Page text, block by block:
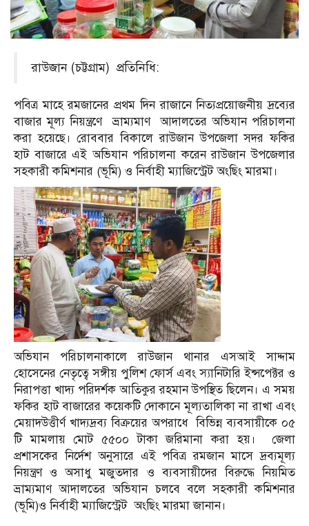
রাউজান (চট্টগ্রাম) প্রতিনিধি:
পবিত্র মাহে রমজানের প্রথম দিন রাজানে নিত্যপ্রয়োজনীয় দ্রব্যের
বাজার মূল্য নিয়ন্ত্রণে ভ্রাম্যমাণ আদালতের অভিযান পরিচালনা
করা হয়েছে। রোববার বিকালে রাউজান উপজেলা সদর ফকির
হাট বাজারে এই অভিযান পরিচালনা করেন রাউজান উপজেলার
সহকারী কমিশনার (ভূমি) ও নির্বাহী ম্যাজিস্ট্রেট অংছিং মারমা।
অভিযান পরিচালনাকালে রাউজান থানার এসআই সাদ্দাম
হোসেনের নেতৃত্বে সঙ্গীয় পুলিশ ফোর্স এবং স্যানিটারি ইন্সপেক্টর ও
নিরাপত্তা খাদ্য পরিদর্শক আতিকুর রহমান উপস্থিত ছিলেন। এ সময়
ফকির হাট বাজারের কয়েকটি দোকানে মূল্যতালিকা না রাখা এবং
মেয়াদউত্তীর্ণ খাদ্যদ্রব্য বিক্রয়ের অপরাধে বিভিন্ন ব্যবসায়ীকে ০৫
টি মামলায় মোট ৫৫০০ টাকা জরিমানা করা হয়। জেলা
প্রশাসকের নির্দেশ অনুসারে এই পবিত্র রমজান মাসে দ্রব্যমূল্য
নিয়ন্ত্রণ ও অসাধু মজুতদার ও ব্যবসায়ীদের বিরুদ্ধে নিয়মিত
ভ্রাম্যমাণ আদালতের অভিযান চলবে বলে সহকারী কমিশনার
(ভূমি)ও নির্বাহী ম্যাজিস্ট্রেট অংছিং মারমা জানান।